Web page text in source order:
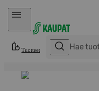
Hyppää sisältöön
Tuotteet